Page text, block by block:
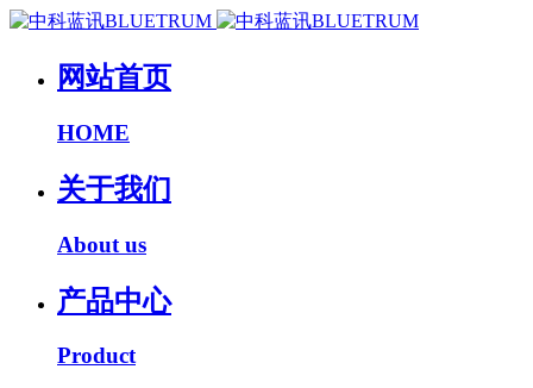
网站首页
HOME
关于我们
About us
产品中心
Product